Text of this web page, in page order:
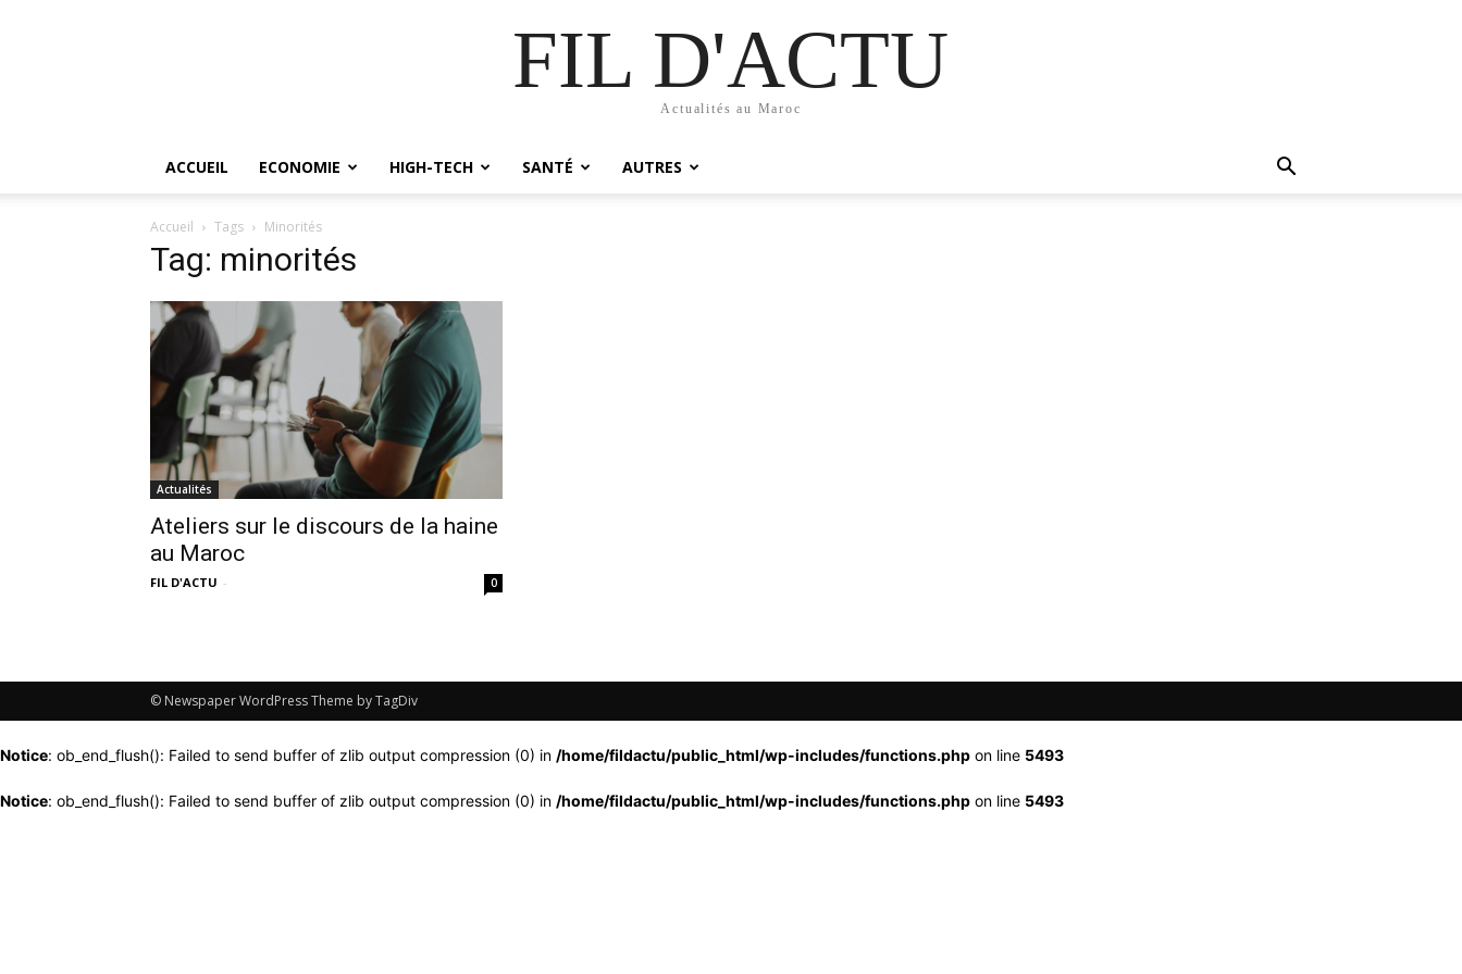
FIL D'ACTU
Actualités au Maroc
ACCUEIL ECONOMIE HIGH-TECH SANTÉ AUTRES
Accueil Tags Minorités
Tag: minorités
Actualités
Ateliers sur le discours de la haine
au Maroc
FIL D'ACTU - 0
© Newspaper WordPress Theme by TagDiv
Notice: ob_end_flush(): Failed to send buffer of zlib output compression (0) in /home/fildactu/public_html/wp-includes/functions.php on line 5493
Notice: ob_end_flush(): Failed to send buffer of zlib output compression (0) in /home/fildactu/public_html/wp-includes/functions.php on line 5493